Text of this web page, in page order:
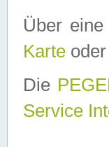
Über eine
Karte
Die
Service